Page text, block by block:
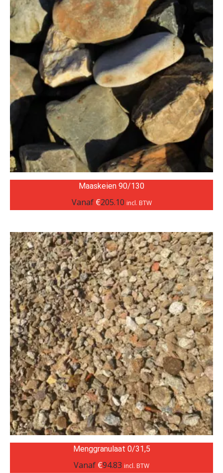
Maaskeien 90/130
Vanaf €205.10 incl. BTW
Menggranulaat 0/31,5
Vanaf €94.83 incl. BTW